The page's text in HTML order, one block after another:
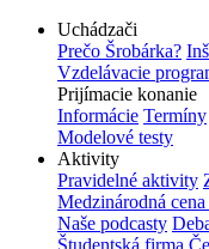
Uchádzači
Prečo Šrobárka?
Vzdelávacie
Prijímacie konanie
Informácie Termíny
Modelové testy
Aktivity
Pravidelné aktivity
Medzinárodná
Naše podcasty
Študentská firma